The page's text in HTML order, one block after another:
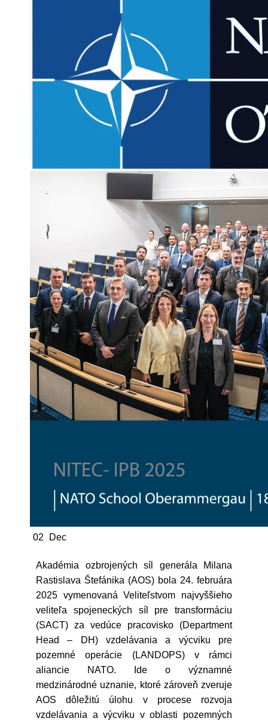
02 Dec
Akadémia ozbrojených síl generála Milana
Rastislava Štefánika (AOS) bola 24. februára
2025 vymenovaná Veliteľstvom najvyššieho
veliteľa spojeneckých síl pre transformáciu
(SACT) za vedúce pracovisko (Department
Head – DH) vzdelávania a výcviku pre
pozemné operácie (LANDOPS) v rámci
aliancie NATO. Ide o významné
medzinárodné uznanie, ktoré zároveň zveruje
AOS dôležitú úlohu v procese rozvoja
vzdelávania a výcviku v oblasti pozemných